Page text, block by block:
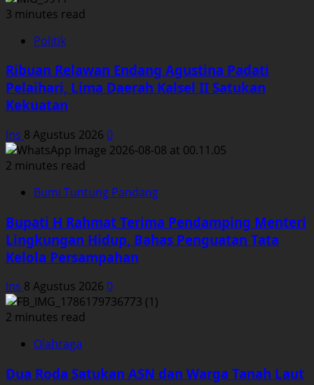
3 minutes read
Politik
Ribuan Relawan Endang Agustina Padati
Pelaihari, Lima Daerah Kalsel II Satukan
Kekuatan
Ins 8 Agustus 2026 0
2 minutes read
Bumi Tuntung Pandang
Bupati H Rahmat Terima Pendamping Menteri
Lingkungan Hidup, Bahas Penguatan Tata
Kelola Persampahan
Ins 8 Agustus 2026 0
2 minutes read
Olahraga
Dua Roda Satukan ASN dan Warga Tanah Laut